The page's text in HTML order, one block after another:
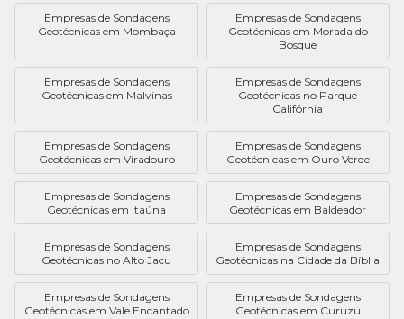
Empresas de Sondagens
Geotécnicas em Mombaça
Empresas de Sondagens
Geotécnicas em Morada do
Bosque
Empresas de Sondagens
Geotécnicas em Malvinas
Empresas de Sondagens
Geotécnicas no Parque
Califórnia
Empresas de Sondagens
Geotécnicas em Viradouro
Empresas de Sondagens
Geotécnicas em Ouro Verde
Empresas de Sondagens
Geotécnicas em Itaúna
Empresas de Sondagens
Geotécnicas em Baldeador
Empresas de Sondagens
Geotécnicas no Alto Jacu
Empresas de Sondagens
Geotécnicas na Cidade da Bíblia
Empresas de Sondagens
Geotécnicas em Vale Encantado
Empresas de Sondagens
Geotécnicas em Curuzu